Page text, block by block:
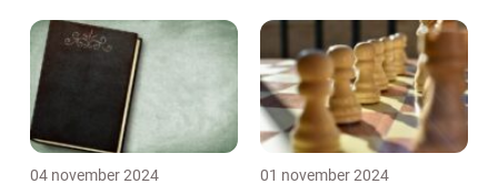
04 november 2024 01 november 2024